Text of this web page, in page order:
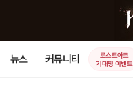
뉴스 커뮤니티
로스트아크
기대평 이벤트